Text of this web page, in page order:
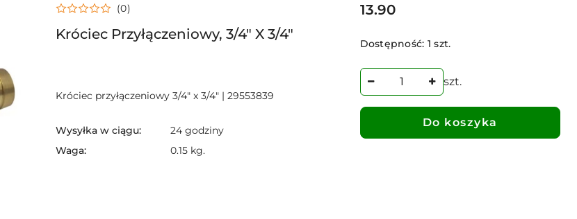
Króciec Przyłączeniowy, 3/4" X 3/4"
(0)
Króciec przyłączeniowy 3/4" x 3/4" | 29553839
Wysyłka w ciągu:
24 godziny
Waga:
0.15 kg.
Cena:
13.90
Dostępność: 1 szt.
szt.
Do koszyka